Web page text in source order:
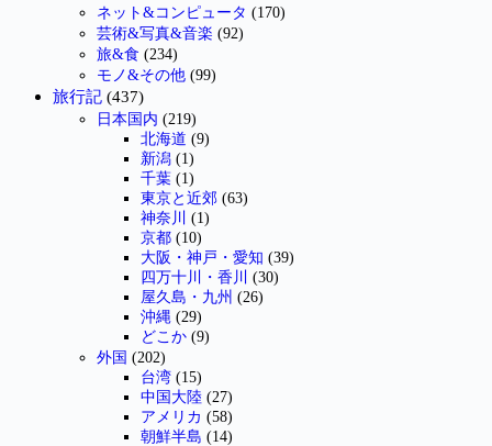
ネット&コンピュータ (170)
芸術&写真&音楽 (92)
旅&食 (234)
モノ&その他 (99)
旅行記 (437)
日本国内 (219)
北海道 (9)
新潟 (1)
千葉 (1)
東京と近郊 (63)
神奈川
(1)
京都 (10)
大阪・神戸・愛知 (39)
四万十川・香川
(30)
屋久島・九州 (26)
沖縄 (29)
どこか (9)
外国 (202)
台湾 (15)
中国大陸 (27)
アメリカ (58)
朝鮮半島 (14)